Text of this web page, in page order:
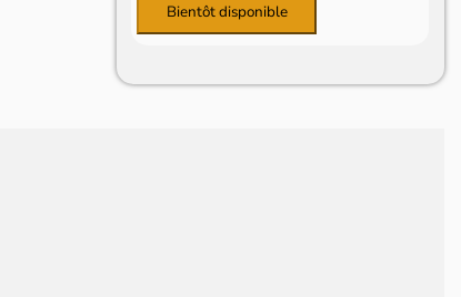
Bientôt disponible